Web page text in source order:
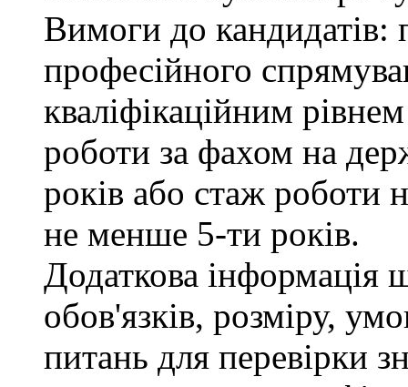
Вимоги до кандидатів:
професійного
кваліфікаційним
роботи за фахом на
років або стаж роботи
не менше 5-ти років.
Додаткова інформація
обов'язків, розміру,
питань для перевірки